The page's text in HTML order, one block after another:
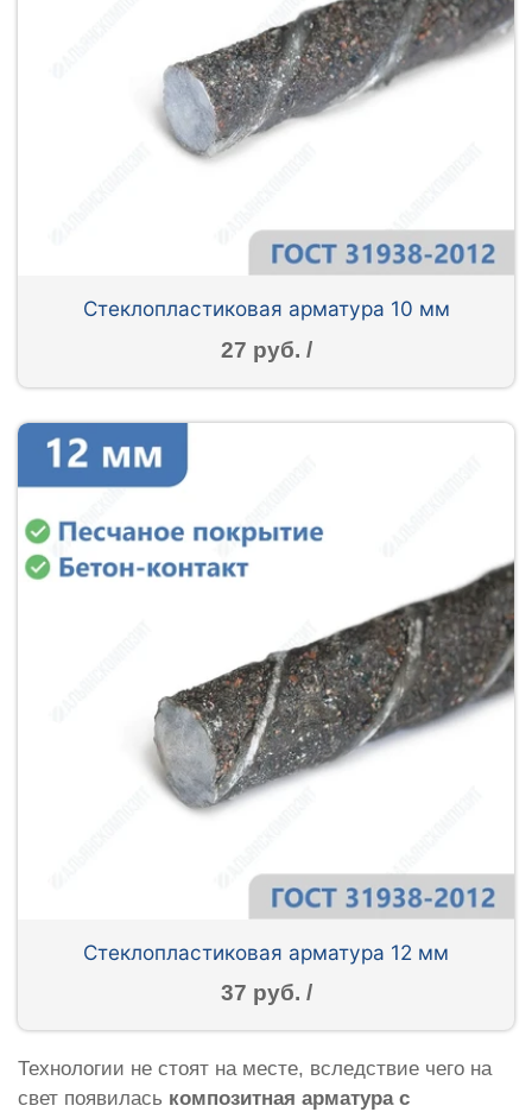
Стеклопластиковая арматура 10 мм
27 руб. /
Стеклопластиковая арматура 12 мм
37 руб. /
Технологии не стоят на месте, вследствие чего на
свет появилась композитная арматура с